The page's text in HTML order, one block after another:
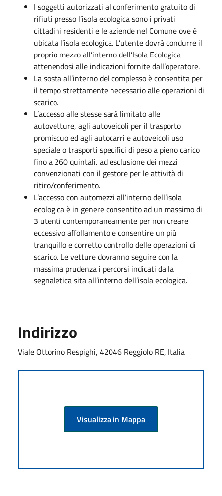
I soggetti autorizzati al conferimento gratuito di
rifiuti presso l’isola ecologica sono i privati
cittadini residenti e le aziende nel Comune ove è
ubicata l’isola ecologica. L’utente dovrà condurre il
proprio mezzo all’interno dell’Isola Ecologica
attenendosi alle indicazioni fornite dall’operatore.
La sosta all’interno del complesso è consentita per
il tempo strettamente necessario alle operazioni di
scarico.
L’accesso alle stesse sarà limitato alle
autovetture, agli autoveicoli per il trasporto
promiscuo ed agli autocarri e autoveicoli uso
speciale o trasporti specifici di peso a pieno carico
fino a 260 quintali, ad esclusione dei mezzi
convenzionati con il gestore per le attività di
ritiro/conferimento.
L’accesso con automezzi all’interno dell’isola
ecologica è in genere consentito ad un massimo di
3 utenti contemporaneamente per non creare
eccessivo affollamento e consentire un più
tranquillo e corretto controllo delle operazioni di
scarico. Le vetture dovranno seguire con la
massima prudenza i percorsi indicati dalla
segnaletica sita all’interno dell’isola ecologica.
Indirizzo
Viale Ottorino Respighi, 42046 Reggiolo RE, Italia
Visualizza in Mappa